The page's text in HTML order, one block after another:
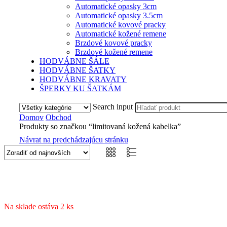
Automatické opasky 3cm
Automatické opasky 3.5cm
Automatické kovové pracky
Automatické kožené remene
Brzdové kovové pracky
Brzdové kožené remene
HODVÁBNE ŠÁLE
HODVÁBNE ŠATKY
HODVÁBNE KRAVATY
ŠPERKY KU ŠATKÁM
Search input
Domov Obchod
Produkty so značkou “limitovaná kožená kabelka”
Návrat na predchádzajúcu stránku
Na sklade ostáva 2 ks